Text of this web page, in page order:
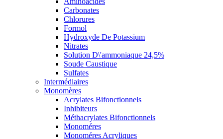
Carbonates
Chlorures
Formol
Hydroxyde De Potassium
Nitrates
Solution D\'ammoniaque 24,5%
Soude Caustique
Sulfates
Intermédiaires
Monomères
Acrylates Bifonctionnels
Inhibiteurs
Méthacrylates Bifonctionnels
Monoméres
Monoméres Acryliques